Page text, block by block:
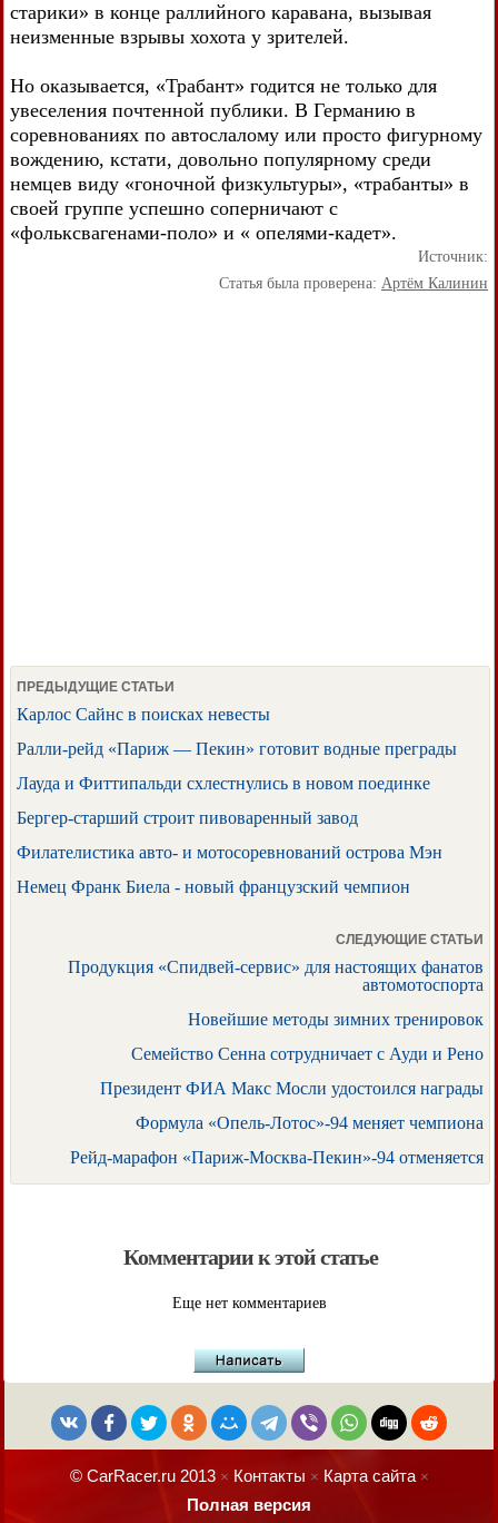
старики» в конце раллийного каравана, вызывая
неизменные взрывы хохота у зрителей.
Но оказывается, «Трабант» годится не только для
увеселения почтенной публики. В Германию в
соревнованиях по автослалому или просто фигурному
вождению, кстати, довольно популярному среди
немцев виду «гоночной физкультуры», «трабанты» в
своей группе успешно соперничают с
«фольксвагенами-поло» и « опелями-кадет».
Источник:
Статья была проверена: Артём Калинин
ПРЕДЫДУЩИЕ СТАТЬИ
Карлос Сайнс в поисках невесты
Ралли-рейд «Париж — Пекин» готовит водные преграды
Лауда и Фиттипальди схлестнулись в новом поединке
Бергер-старший строит пивоваренный завод
Филателистика авто- и мотосоревнований острова Мэн
Немец Франк Биела - новый французский чемпион
СЛЕДУЮЩИЕ СТАТЬИ
Продукция «Спидвей-сервис» для настоящих фанатов
автомотоспорта
Новейшие методы зимних тренировок
Семейство Сенна сотрудничает с Ауди и Рено
Президент ФИА Макс Мосли удостоился награды
Формула «Опель-Лотос»-94 меняет чемпиона
Рейд-марафон «Париж-Москва-Пекин»-94 отменяется
Комментарии к этой статье
Еще нет комментариев
© CarRacer.ru 2013× Контакты × Карта сайта×
Полная версия